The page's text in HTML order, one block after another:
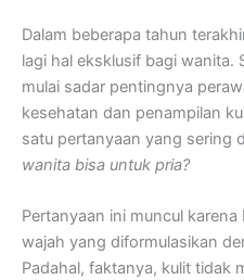
Dalam beberapa tahun
lagi hal eksklusif bagi wanita.
mulai sadar pentingnya
kesehatan dan penampilan
satu pertanyaan yang sering
wanita bisa untuk pria?
Pertanyaan ini muncul
wajah yang diformulasikan
Padahal, faktanya, kulit tidak